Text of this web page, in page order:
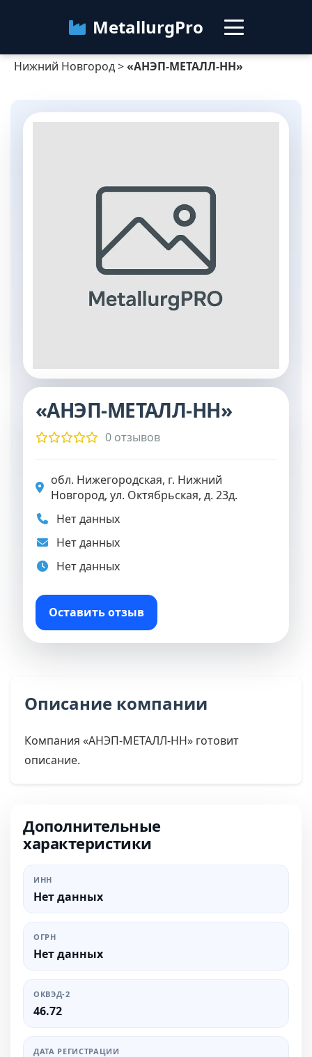
MetallurgPro
Нижний Новгород
Категории
Контакты
Нижний Новгород>«АНЭП-МЕТАЛЛ-НН»
«АНЭП-МЕТАЛЛ-НН»
0 отзывов
обл. Нижегородская, г. Нижний
Новгород, ул. Октябрьская, д. 23д.
Нет данных
Нет данных
Нет данных
Оставить отзыв
Описание компании
Компания «АНЭП-МЕТАЛЛ-НН» готовит
описание.
Дополнительные
характеристики
ИНН
Нет данных
ОГРН
Нет данных
ОКВЭД-2
46.72
ДАТА РЕГИСТРАЦИИ